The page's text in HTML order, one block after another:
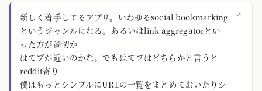
↗
新しく着手してるアプリ。いわゆるsocial bookmarking
というジャンルになる。あるいはlink aggregatorとい
った方が適切か
はてブが近いのかな。でもはてブはどちらかと言うと
reddit寄り
僕はもっとシンプルにURLの一覧をまとめておいたりシ